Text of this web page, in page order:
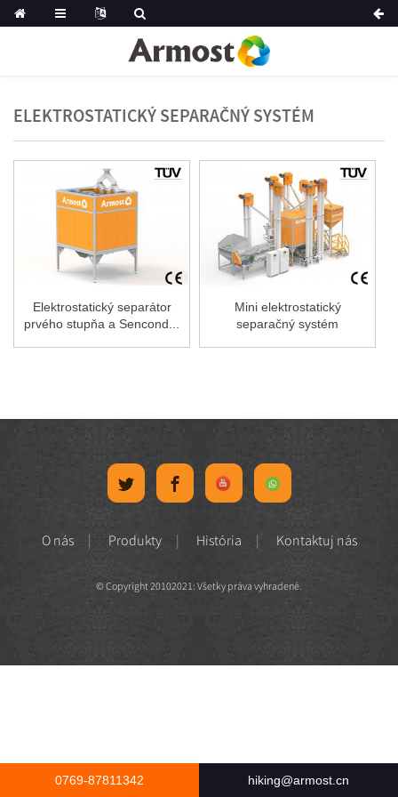
ELEKTROSTATICKÝ SEPARAČNÝ SYSTÉM
Elektrostatický separátor
prvého stupňa a Sencond...
Mini elektrostatický
separačný systém
O nás Produkty História Kontaktuj nás
© Copyright 20102021: Všetky práva vyhradené.
0769-87811342 hiking@armost.cn